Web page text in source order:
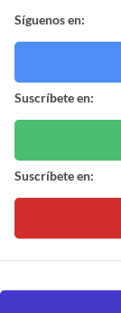
Síguenos en:
Suscríbete en:
Suscríbete en: